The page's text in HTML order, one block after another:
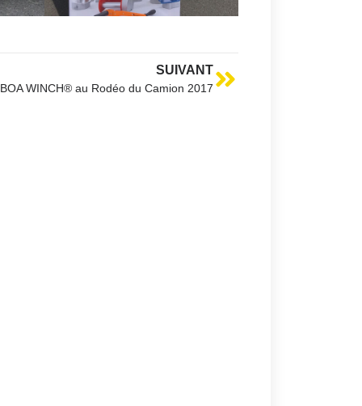
SUIVANT
BOA WINCH® au Rodéo du Camion 2017